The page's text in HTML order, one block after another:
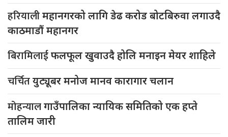
हरियालीमहानगरको लागि डेढ करोड बोटबिरुवा लगाउदै
काठमाडौं महानगर
बिरामिलाईफलफूल खुवाउदै होलि मनाइन मेयर शाहिले
चर्चितयुट्यूबर मनोज मानव कारागार चलान
मोहन्यालगाउँपालिका न्यायिक समितिको एक हप्ते
तालिम जारी